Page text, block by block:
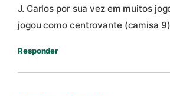
J. Carlos por sua vez em muitos
jogou como centrovante (camisa
Responder